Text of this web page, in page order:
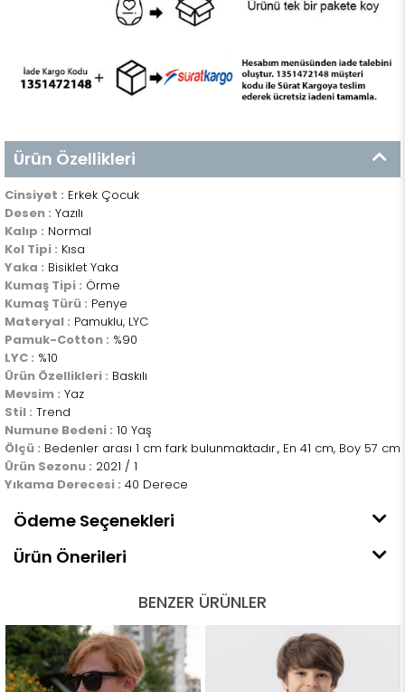
Ürün Özellikleri
Cinsiyet : Erkek Çocuk
Desen : Yazılı
Kalıp : Normal
Kol Tipi : Kısa
Yaka : Bisiklet Yaka
Kumaş Tipi : Örme
Kumaş Türü : Penye
Materyal : Pamuklu, LYC
Pamuk-Cotton : %90
LYC : %10
Ürün Özellikleri : Baskılı
Mevsim : Yaz
Stil : Trend
Numune Bedeni : 10 Yaş
Ölçü : Bedenler arası 1 cm fark bulunmaktadır., En 41 cm, Boy 57 cm
Ürün Sezonu : 2021 / 1
Yıkama Derecesi : 40 Derece
Ödeme Seçenekleri
Ürün Önerileri
BENZER ÜRÜNLER